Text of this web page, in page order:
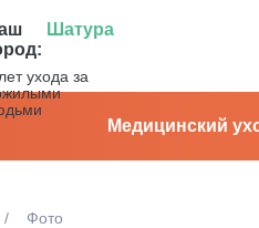
Шатура
ухода за
Медицинский
Фото